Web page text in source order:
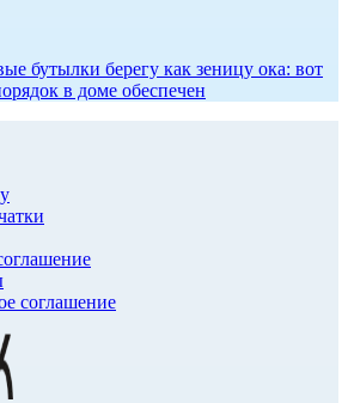
бутылки берегу как зеницу ока: вот
в доме обеспечен
соглашение